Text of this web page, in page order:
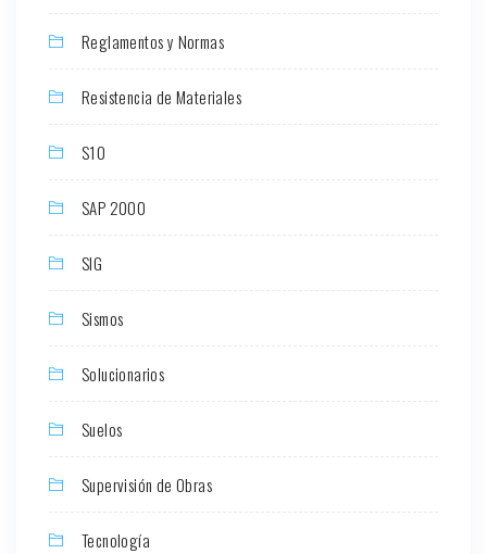
Reglamentos y Normas
Resistencia de Materiales
S10
SAP 2000
SIG
Sismos
Solucionarios
Suelos
Supervisión de Obras
Tecnología